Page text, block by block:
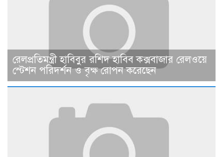
রেলপ্রতিমন্ত্রী হাবিবুর রশিদ হাবিব কক্সবাজার রেলওয়ে
স্টেশন পরিদর্শন ও বৃক্ষ রোপন করেছেন